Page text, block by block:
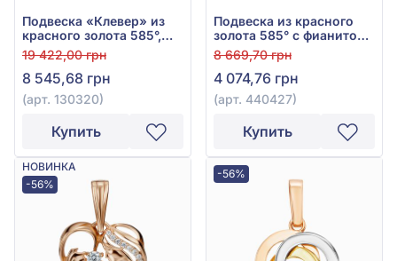
Подвеска «Клевер» из
красного золота 585°,
без вставки, арт. 130320
19 422,00 грн
8 545,68 грн
(арт. 130320)
Купить
Подвеска из красного
золота 585° с фианитом
(куб. цирконий), арт.
440427
8 669,70 грн
4 074,76 грн
(арт. 440427)
Купить
НОВИНКА
-56%
-56%